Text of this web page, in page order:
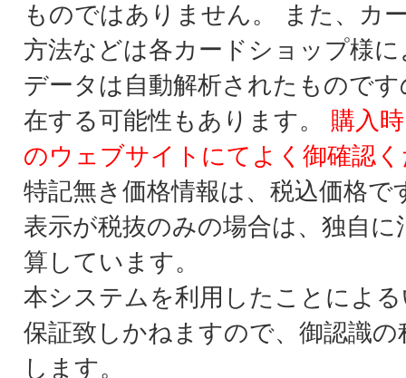
ものではありません。 また、カ
方法などは各カードショップ様
データは自動解析されたもので
在する可能性もあります。 購入
のウェブサイトにてよく御確認
特記無き価格情報は、税込価格
表示が税抜のみの場合は、独自に
算しています。
本システムを利用したことによ
保証致しかねますので、御認識
します。